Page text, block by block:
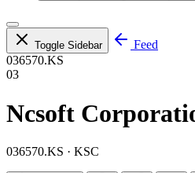
Toggle Sidebar
Feed
036570.KS
03
Ncsoft
036570.KS · KSC